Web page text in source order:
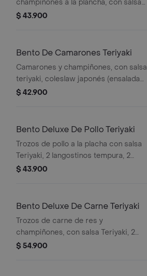
champiñones a la plancha, con salsa
teriyaki, coleslaw japonés, 4 bocados
$ 43.900
Bento De Camarones Teriyaki
Camarones y champiñones, con salsa
teriyaki, coleslaw japonés (ensalada
de repollo y zanahoria), 4 bocados de
$ 42.900
Bento Deluxe De Pollo Teriyaki
Trozos de pollo a la placha con salsa
Teriyaki, 2 langostinos tempura, 2
gyozas, coleslaw japonés, 4 bocados
$ 43.900
Bento Deluxe De Carne Teriyaki
Trozos de carne de res y
champiñones, con salsa Teriyaki, 2
langostinos, 2 gyozas, coleslaw
$ 54.900